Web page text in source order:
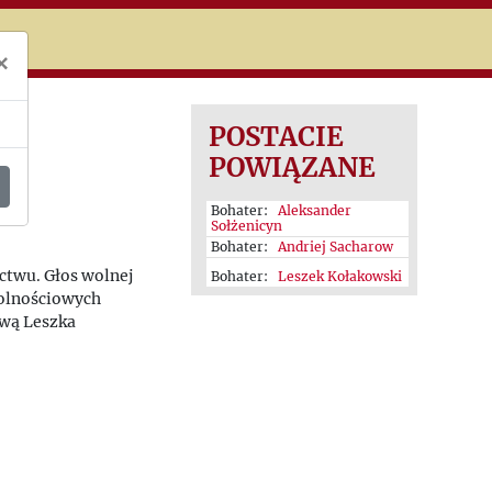
Głos wolnej
Leszka
POSTACIE
POWIĄZANE
Bohater:
Aleksander
Sołżenicyn
Bohater:
Andriej Sacharow
Bohater:
Leszek Kołakowski